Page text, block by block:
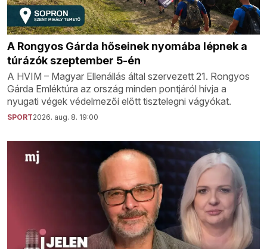
A Rongyos Gárda hőseinek nyomába lépnek a
túrázók szeptember 5-én
A HVIM – Magyar Ellenállás által szervezett 21. Rongyos
Gárda Emléktúra az ország minden pontjáról hívja a
nyugati végek védelmezői előtt tisztelegni vágyókat.
SPORT2026. aug. 8. 19:00